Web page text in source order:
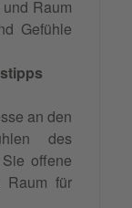
Raum
Gefühle
an den
des
offene
Raum für